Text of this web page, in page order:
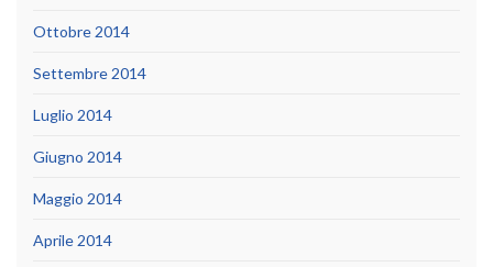
Ottobre 2014
Settembre 2014
Luglio 2014
Giugno 2014
Maggio 2014
Aprile 2014